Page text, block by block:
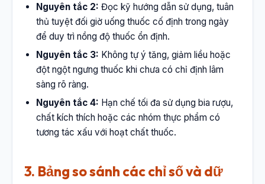
Nguyên tắc 2: Đọc kỹ hướng dẫn sử dụng, tuân
thủ tuyệt đối giờ uống thuốc cố định trong ngày
để duy trì nồng độ thuốc ổn định.
Nguyên tắc 3: Không tự ý tăng, giảm liều hoặc
đột ngột ngưng thuốc khi chưa có chỉ định lâm
sàng rõ ràng.
Nguyên tắc 4: Hạn chế tối đa sử dụng bia rượu,
chất kích thích hoặc các nhóm thực phẩm có
tương tác xấu với hoạt chất thuốc.
3. Bảng so sánh các chỉ số và dữ